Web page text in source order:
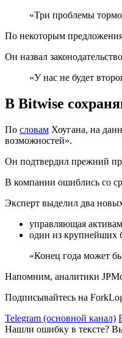
«Три проблемы
По некоторым
Он назвал
«У нас не будет
В Bitwise
По словам Хоугана, на
возможностей».
Он подтвердил прежний
В компании ошиблись со
Эксперт выделил два
управляющая
один из крупнейших
«Конец года может
Напомним, аналитики
Подписывайтесь на
Telegram (основной канал)
Нашли ошибку в тексте?